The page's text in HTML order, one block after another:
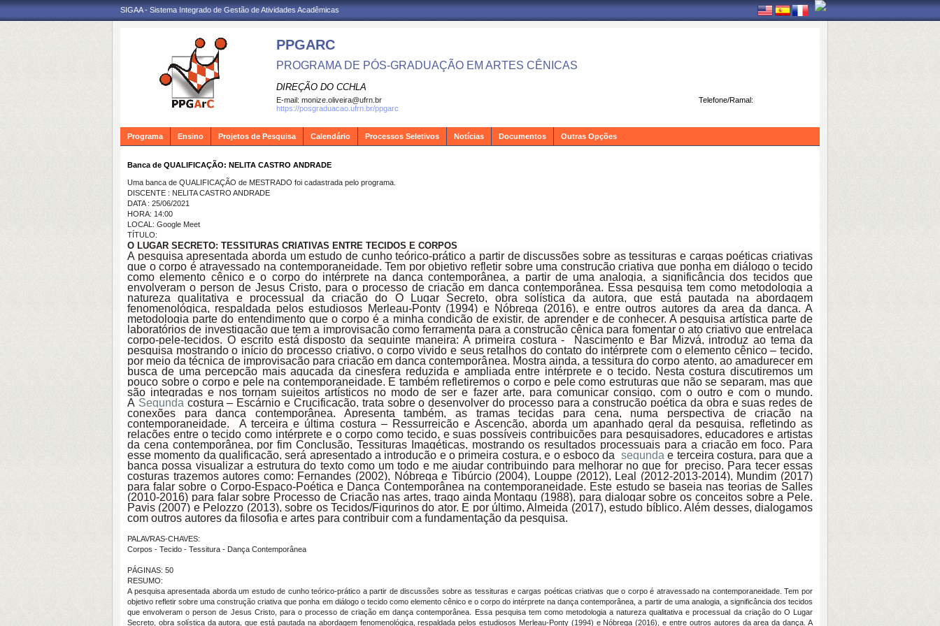
SIGAA - Sistema Integrado de Gestão de Atividades Acadêmicas
PPGARC
PROGRAMA DE PÓS-GRADUAÇÃO EM ARTES CÊNICAS
DIREÇÃO DO CCHLA
Telefone/Ramal:
E-mail: monize.oliveira@ufrn.br
https://posgraduacao.ufrn.br/ppgarc
Programa Ensino Projetos de Pesquisa Calendário Processos Seletivos Notícias Documentos Outras Opções
Banca de QUALIFICAÇÃO: NELITA CASTRO ANDRADE
Uma banca de QUALIFICAÇÃO de MESTRADO foi cadastrada pelo programa.
DISCENTE : NELITA CASTRO ANDRADE
DATA : 25/06/2021
HORA: 14:00
LOCAL: Google Meet
TÍTULO:
O LUGAR SECRETO: TESSITURAS CRIATIVAS ENTRE TECIDOS E CORPOS
A pesquisa apresentada aborda um estudo de cunho teórico-prático a partir de discussões sobre as tessituras e cargas poéticas criativas
que o corpo é atravessado na contemporaneidade. Tem por objetivo refletir sobre uma construção criativa que ponha em diálogo o tecido
como elemento cênico e o corpo do intérprete na dança contemporânea, a partir de uma analogia, a significância dos tecidos que
envolveram o person de Jesus Cristo, para o processo de criação em dança contemporânea. Essa pesquisa tem como metodologia a
natureza qualitativa e processual da criação do O Lugar Secreto, obra solística da autora, que está pautada na abordagem
fenomenológica, respaldada pelos estudiosos Merleau-Ponty (1994) e Nóbrega (2016), e entre outros autores da area da dança. A
metodologia parte do entendimento que o corpo é a minha condição de existir, de aprender e de conhecer. A pesquisa artística parte de
laboratórios de investigação que tem a improvisação como ferramenta para a construção cênica para fomentar o ato criativo que entrelaça
corpo-pele-tecidos. O escrito está disposto da seguinte maneira: A primeira costura - Nascimento e Bar Mizvá, introduz ao tema da
pesquisa mostrando o início do processo criativo, o corpo vivido e seus retalhos do contato do intérprete com o elemento cênico – tecido,
por meio da técnica de improvisação para criação em dança contemporânea. Mostra ainda, a tessitura do corpo atento, ao amadurecer em
busca de uma percepção mais aguçada da cinesfera reduzida e ampliada entre intérprete e o tecido. Nesta costura discutiremos um
pouco sobre o corpo e pele na contemporaneidade. E também refletiremos o corpo e pele como estruturas que não se separam, mas que
são integradas e nos tornam sujeitos artísticos no modo de ser e fazer arte, para comunicar consigo, com o outro e com o mundo.
A Segunda costura – Escárnio e Crucificação, trata sobre o desenvolver do processo para a construção poética da obra e suas redes de
conexões para dança contemporânea. Apresenta também, as tramas tecidas para cena, numa perspectiva de criação na
contemporaneidade. A terceira e última costura – Ressurreição e Ascenção, aborda um apanhado geral da pesquisa, refletindo as
relações entre o tecido como intérprete e o corpo como tecido, e suas possíveis contribuições para pesquisadores, educadores e artistas
da cena contemporânea, por fim Conclusão, Tessituras Imagéticas, mostrando os resultados processuais para a criação em foco. Para
esse momento da qualificação, será apresentado a introdução e o primeira costura, e o esboço da segunda e terceira costura, para que a
banca possa visualizar a estrutura do texto como um todo e me ajudar contribuindo para melhorar no que for preciso. Para tecer essas
costuras trazemos autores como: Fernandes (2002), Nóbrega e Tibúrcio (2004), Louppe (2012), Leal (2012-2013-2014), Mundim (2017)
para falar sobre o Corpo-Espaço-Poética e Dança Contemporânea na contemporaneidade. Este estudo se baseia nas teorias de Salles
(2010-2016) para falar sobre Processo de Criação nas artes, trago ainda Montagu (1988), para dialogar sobre os conceitos sobre a Pele.
Pavis (2007) e Pelozzo (2013), sobre os Tecidos/Figurinos do ator. E por último, Almeida (2017), estudo bíblico. Além desses, dialogamos
com outros autores da filosofia e artes para contribuir com a fundamentação da pesquisa.
PALAVRAS-CHAVES:
Corpos - Tecido - Tessitura - Dança Contemporânea
PÁGINAS: 50
RESUMO:
A pesquisa apresentada aborda um estudo de cunho teórico-prático a partir de discussões sobre as tessituras e cargas poéticas criativas que o corpo é atravessado na contemporaneidade. Tem por
objetivo refletir sobre uma construção criativa que ponha em diálogo o tecido como elemento cênico e o corpo do intérprete na dança contemporânea, a partir de uma analogia, a significância dos tecidos
que envolveram o person de Jesus Cristo, para o processo de criação em dança contemporânea. Essa pesquisa tem como metodologia a natureza qualitativa e processual da criação do O Lugar
Secreto, obra solística da autora, que está pautada na abordagem fenomenológica, respaldada pelos estudiosos Merleau-Ponty (1994) e Nóbrega (2016), e entre outros autores da area da dança. A